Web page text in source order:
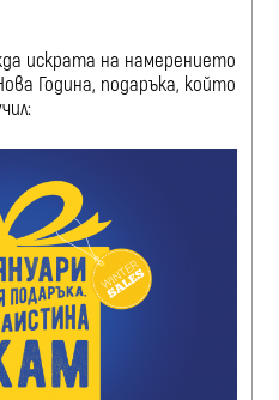
искрата на намерението
Година, подаръка, който